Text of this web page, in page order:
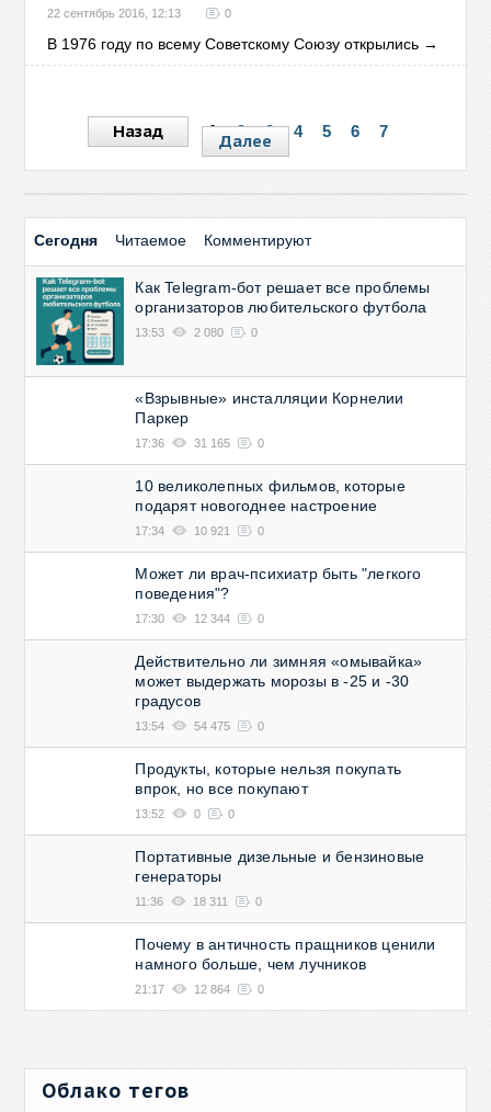
22 сентябрь 2016, 12:13 0
В 1976 году по всему Советскому Союзу открылись →
Назад 1 2 3 4 5 6 7
Далее
Сегодня Читаемое Комментируют
Как Telegram-бот решает все проблемы
организаторов любительского футбола
13:53 2 080 0
«Взрывные» инсталляции Корнелии
Паркер
17:36 31 165 0
10 великолепных фильмов, которые
подарят новогоднее настроение
17:34 10 921 0
Может ли врач-психиатр быть "легкого
поведения"?
17:30 12 344 0
Действительно ли зимняя «омывайка»
может выдержать морозы в -25 и -30
градусов
13:54 54 475 0
Продукты, которые нельзя покупать
впрок, но все покупают
13:52 0 0
Портативные дизельные и бензиновые
генераторы
11:36 18 311 0
Почему в античность пращников ценили
намного больше, чем лучников
21:17 12 864 0
Облако тегов